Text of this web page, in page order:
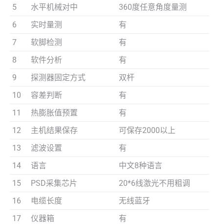
5
水平机械对中
360度任意角度量测
6
实时量测
有
7
软脚检测
有
8
软件分析
有
9
探测器固定方式
双杆
10
容差判断
有
11
热膨胀值预置
有
12
主机结果保存
可保存2000以上
13
滤波设置
有
14
语言
中文8种语言
15
PSD采集芯片
20*6线激光不用粗调
16
电缆长度
无线蓝牙
17
仪器箱 有